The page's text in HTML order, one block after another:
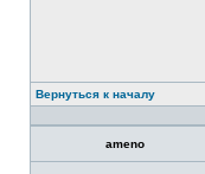
Вернуться к началу
ameno